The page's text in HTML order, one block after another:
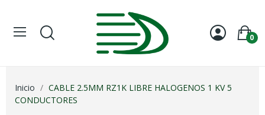
0
Inicio
CABLE 2.5MM RZ1K LIBRE HALOGENOS 1 KV 5
CONDUCTORES